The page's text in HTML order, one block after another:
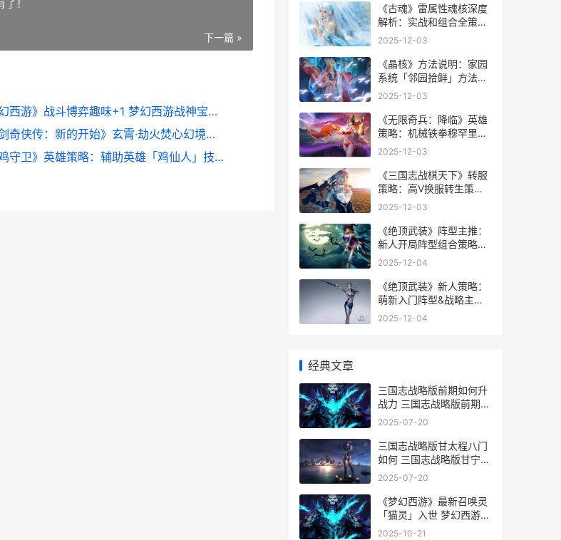
！
下一篇 »
《梦幻西游》战斗博弈趣味+1 梦幻西游战神宝典效果
《仙剑奇侠传：新的开始》玄霄·劫火焚心幻境试炼阵型主推 仙剑奇侠传新的开始
《小鸡守卫》英雄策略：辅助英雄「鸡仙人」技能机制详细解答 《小鸡守卫》英文版
《古魂》雷属性魂核深度
解析：实战和组合全策略
魂系列古龙
2025-12-03
《晶核》方法说明：家园
系统「邻园拾鲜」方法规
则说明 晶核形成的方式
2025-12-03
《无限奇兵：降临》英雄
策略：机械铁拳穆罕里德
详细解答 无限惊奇百度百
2025-12-03
《三国志战棋天下》转服
策略：高V换服转生策略
诀窍 三国志战棋天下攻略
2025-12-03
《绝顶武装》阵型主推：
新人开局阵型组合策略
《绝顶武装》阵容搭配
2025-12-04
《绝顶武装》新人策略：
萌新入门阵型&战略主推
绝顶武道
2025-12-04
经典文章
三国志战略版前期如何升
战力 三国志战略版前期开
荒武将排行
2025-07-20
三国志战略版甘太程八门
如何 三国志战略版甘宁太
史慈周泰
2025-07-20
《梦幻西游》最新召唤灵
「猫灵」入世 梦幻西游最
高等级是多少
2025-10-21